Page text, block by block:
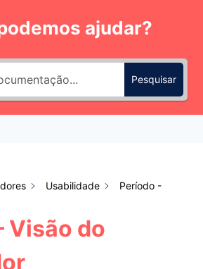
ajudar?
Pesquisar
Usabilidade
Período -
Visão do